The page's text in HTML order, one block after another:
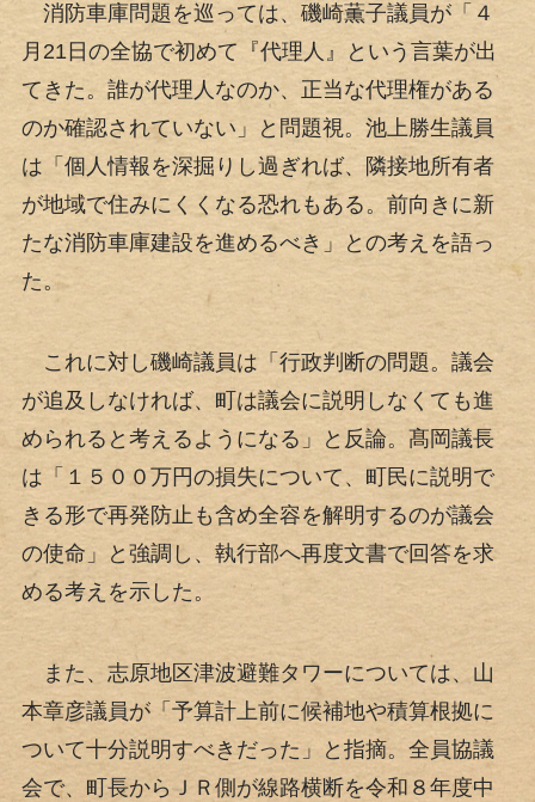
消防車庫問題を巡っては、磯崎薫子議員が「４
月21日の全協で初めて『代理人』という言葉が出
てきた。誰が代理人なのか、正当な代理権がある
のか確認されていない」と問題視。池上勝生議員
は「個人情報を深掘りし過ぎれば、隣接地所有者
が地域で住みにくくなる恐れもある。前向きに新
たな消防車庫建設を進めるべき」との考えを語っ
た。
これに対し磯崎議員は「行政判断の問題。議会
が追及しなければ、町は議会に説明しなくても進
められると考えるようになる」と反論。髙岡議長
は「１５００万円の損失について、町民に説明で
きる形で再発防止も含め全容を解明するのが議会
の使命」と強調し、執行部へ再度文書で回答を求
める考えを示した。
また、志原地区津波避難タワーについては、山
本章彦議員が「予算計上前に候補地や積算根拠に
ついて十分説明すべきだった」と指摘。全員協議
会で、町長からＪＲ側が線路横断を令和８年度中